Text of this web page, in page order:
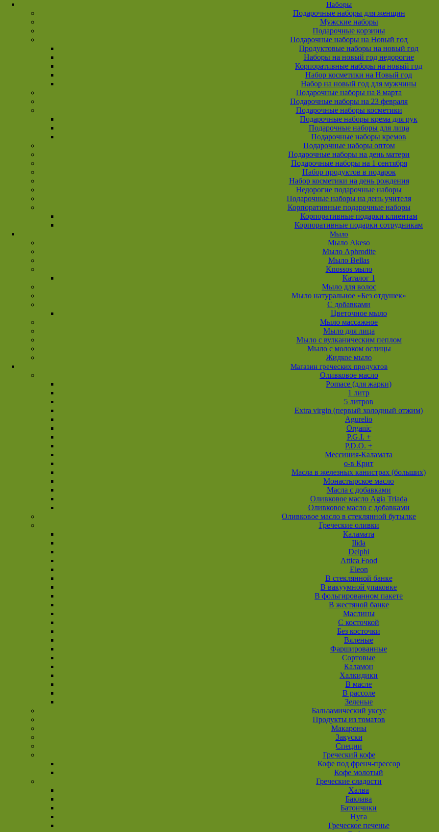
Наборы
Подарочные наборы для женщин
Мужские наборы
Подарочные корзины
Подарочные наборы на Новый год
Продуктовые наборы на новый год
Наборы на новый год недорогие
Корпоративные наборы на новый год
Набор косметики на Новый год
Набор на новый год для мужчины
Подарочные наборы на 8 марта
Подарочные наборы на 23 февраля
Подарочные наборы косметики
Подарочные наборы крема для рук
Подарочные наборы для лица
Подарочные наборы кремов
Подарочные наборы оптом
Подарочные наборы на день матери
Подарочные наборы на 1 сентября
Набор продуктов в подарок
Набор косметики на день рождения
Недорогие подарочные наборы
Подарочные наборы на день учителя
Корпоративные подарочные наборы
Корпоративные подарки клиентам
Корпоративные подарки сотрудникам
Мыло
Мыло Akeso
Мыло Aphrodite
Мыло Bellas
Knossos мыло
Каталог 1
Мыло для волос
Мыло натуральное «Без отдушек»
С добавками
Цветочное мыло
Мыло массажное
Мыло для лица
Мыло с вулканическим пеплом
Мыло с молоком ослицы
Жидкое мыло
Магазин греческих продуктов
Оливковое масло
Pomace (для жарки)
1 литр
5 литров
Extra virgin (первый холодный отжим)
Agurelio
Organic
P.G.I. +
P.D.O. +
Мессиния-Каламата
о-в Крит
Масла в железных канистрах (больших)
Монастырское масло
Масла с добавками
Оливковое масло Agia Triada
Оливковое масло с добавками
Оливковое масло в стеклянной бутылке
Греческие оливки
Каламата
Ilida
Delphi
Attica Food
Eleon
В стеклянной банке
В вакуумной упаковке
В фольгированном пакете
В жестяной банке
Маслины
С косточкой
Без косточки
Вяленые
Фаршированные
Сортовые
Каламон
Халкидики
В масле
В рассоле
Зеленые
Бальзамический уксус
Продукты из томатов
Макароны
Закуски
Специи
Греческий кофе
Кофе под френч-прессор
Кофе молотый
Греческие сладости
Халва
Баклава
Батончики
Нуга
Греческое печенье